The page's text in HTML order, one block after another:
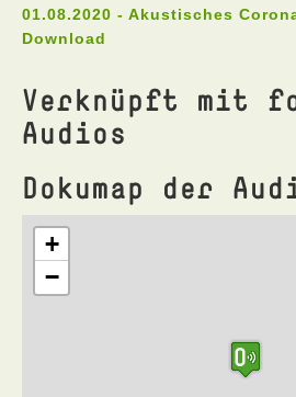
01.08.2020 - Akustisches
Download
Verknüpft mit
Audios
Dokumap der